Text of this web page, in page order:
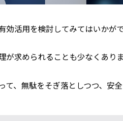
活用を検討してみてはいかがで
求められることも少なくありま
、無駄をそぎ落としつつ、安